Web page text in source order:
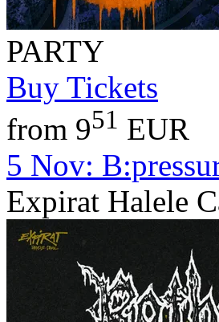
PARTY
Buy Tickets
from 951 EUR
5 Nov:
Expirat Halele